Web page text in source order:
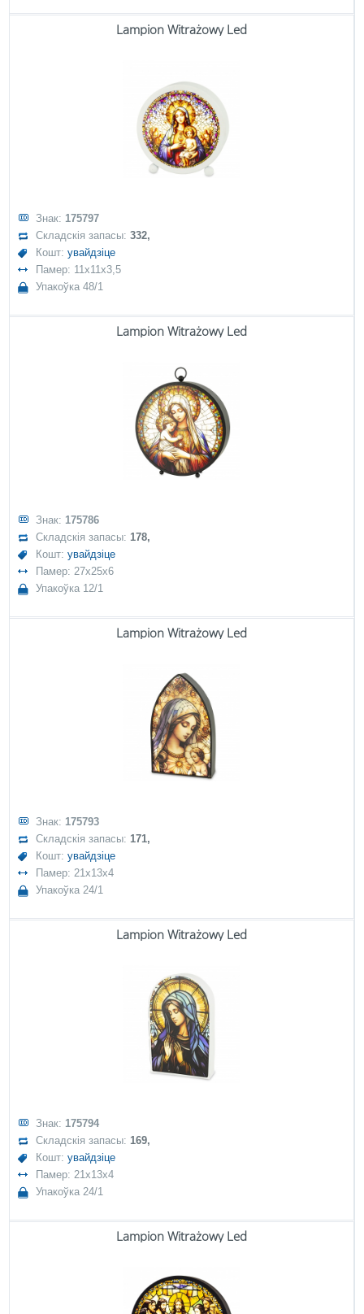
Lampion Witrażowy Led
Знак: 175797
Складскія запасы:332,
Кошт:увайдзіце
Памер: 11x11x3,5
Упакоўка 48/1
Lampion Witrażowy Led
Знак: 175786
Складскія запасы:178,
Кошт:увайдзіце
Памер: 27x25x6
Упакоўка 12/1
Lampion Witrażowy Led
Знак: 175793
Складскія запасы:171,
Кошт:увайдзіце
Памер: 21x13x4
Упакоўка 24/1
Lampion Witrażowy Led
Знак: 175794
Складскія запасы:169,
Кошт:увайдзіце
Памер: 21x13x4
Упакоўка 24/1
Lampion Witrażowy Led